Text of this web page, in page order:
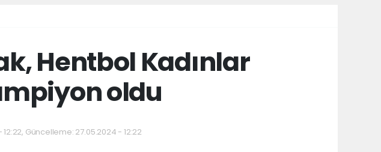
Hentbol Kadınlar
oldu
Güncelleme: 27.05.2024 - 12:22